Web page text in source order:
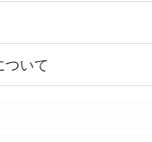
ついて